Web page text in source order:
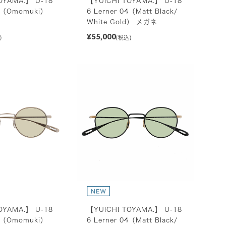
Omomuki）
6 Lerner 04（Matt Black/
White Gold） メガネ
¥55,000(税込)
】 U-18
Omomuki）
【YUICHI TOYAMA.】 U-18
6 Lerner 04（Matt Black/